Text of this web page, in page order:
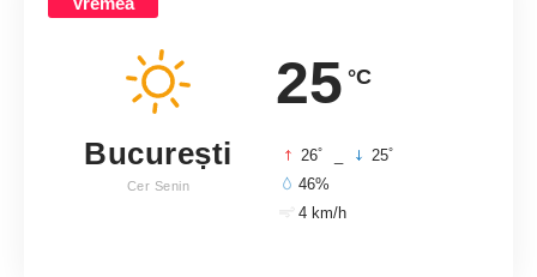
25 °C
București
Cer Senin
26° 25°
46%
4 km/h